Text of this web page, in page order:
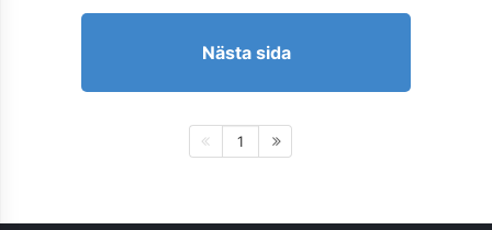
Nästa sida
1